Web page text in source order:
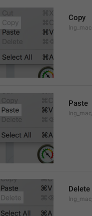
Copy
Paste
Delete